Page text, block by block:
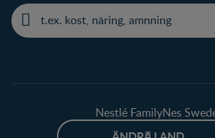
Nestlé FamilyNes